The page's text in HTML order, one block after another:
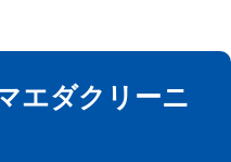
エダクリーニ